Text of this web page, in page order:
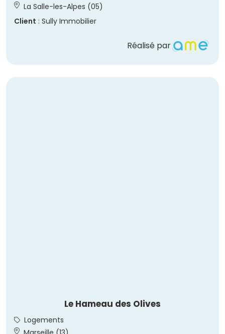
La Salle-les-Alpes (05)
Client : Sully Immobilier
Réalisé par
Le Hameau des Olives
Logements